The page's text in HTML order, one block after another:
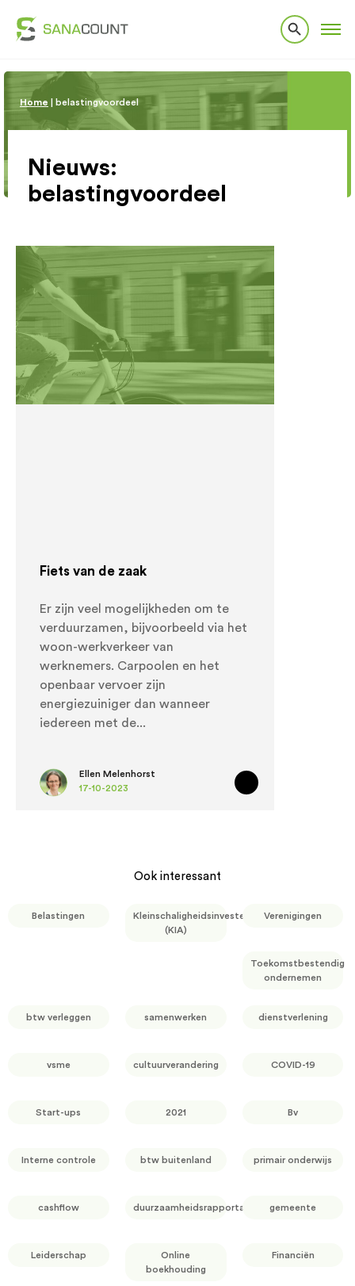
Home belastingvoordeel
Nieuws:
belastingvoordeel
Fiets van de zaak
Er zijn veel mogelijkheden om te
verduurzamen, bijvoorbeeld via het
woon-werkverkeer van
werknemers. Carpoolen en het
openbaar vervoer zijn
energiezuiniger dan wanneer
iedereen met de
Ellen Melenhorst
17-10-2023
Ook interessant
Belastingen
Kleinschaligheidsinvesteringsaftrek
(KIA)
Verenigingen
Toekomstbestendig
ondernemen
btw verleggen samenwerken dienstverlening
vsme cultuurverandering COVID-19
Start-ups 2021 Bv
Interne controle btw buitenland primair onderwijs
cashflow duurzaamheidsrapportage gemeente
Leiderschap
Online
boekhouding
Financiën